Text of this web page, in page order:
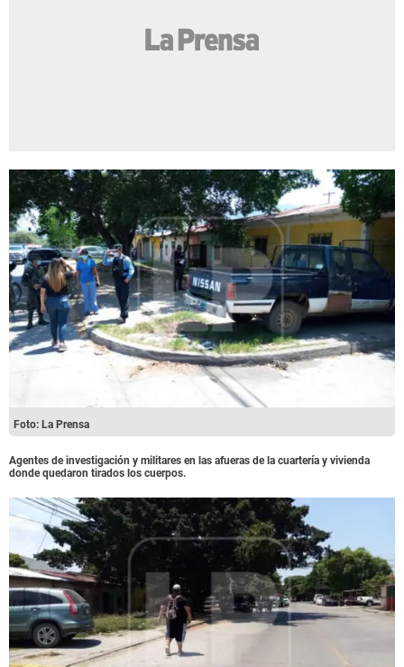
Foto: La Prensa
Agentes de investigación y militares en las afueras de la cuartería y vivienda
donde quedaron tirados los cuerpos.